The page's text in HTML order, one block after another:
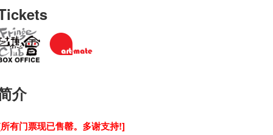
介
有门票现已售罄。多谢支持!]